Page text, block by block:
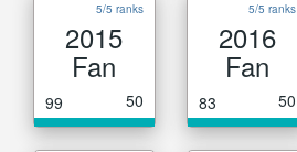
5/5 ranks
2015
Fan
99 50
5/5 ranks
2016
Fan
83 50